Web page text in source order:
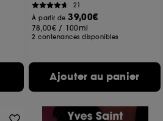
21
À partir de39,00€
78,00€ / 100ml
2 contenances disponibles
Ajouter au panier